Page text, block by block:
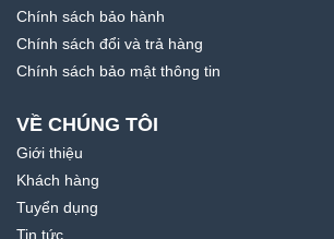
Chính sách bảo hành
Chính sách đổi và trả hàng
Chính sách bảo mật thông tin
VỀ CHÚNG TÔI
Giới thiệu
Khách hàng
Tuyển dụng
Tin tức